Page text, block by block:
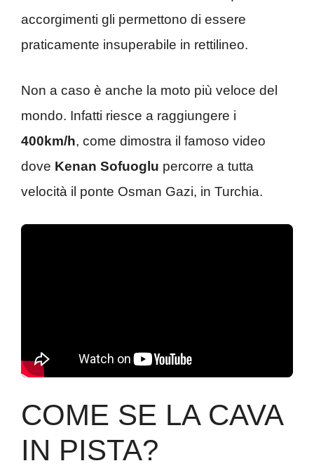
accorgimenti gli permettono di essere
praticamente insuperabile in rettilineo.
Non a caso è anche la moto più veloce del
mondo. Infatti riesce a raggiungere i
400km/h, come dimostra il famoso video
dove Kenan Sofuoglu percorre a tutta
velocità il ponte Osman Gazi, in Turchia.
COME SE LA CAVA
IN PISTA?